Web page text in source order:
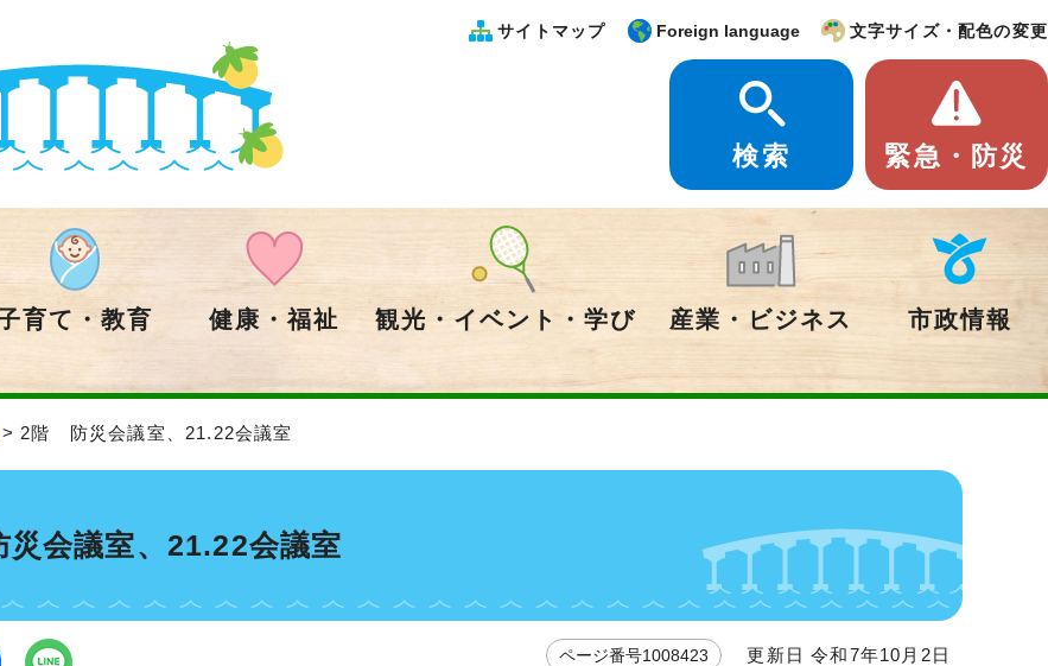
サイトマップ Foreign language 文字サイズ・配色の変更
検索 緊急・防災
育て・教育 健康・福祉 観光・イベント・学び 産業・ビジネス 市政情報
> 2階 防災会議室、21.22会議室
会議室、21.22会議室
ページ番号1008423 更新日 令和7年10月2日